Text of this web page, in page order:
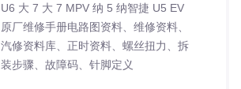
U6 大 7 大 7 MPV 纳 5 纳智捷 U5 EV
原厂维修手册电路图资料、维修资料、
汽修资料库、正时资料、螺丝扭力、拆
装步骤、故障码、针脚定义